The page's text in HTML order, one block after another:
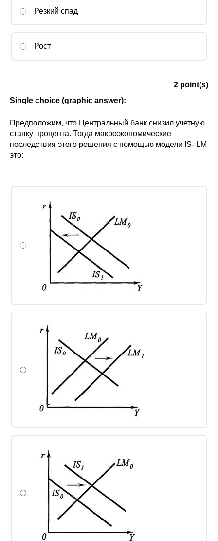
домашняя работа.
Резкий спад
Рост
2 point(s)
Single choice (graphic answer):
Предположим, что Центральный банк снизил учетную
ставку процента. Тогда макроэкономические
последствия этого решения с помощью модели IS- LM
это: